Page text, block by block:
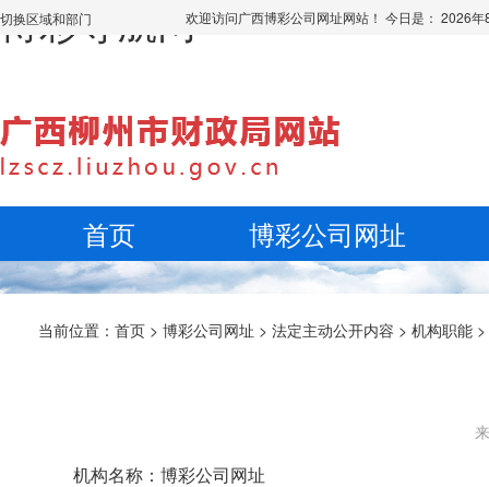
博彩导航网
切换区域和部门 欢迎访问广西博彩公司网址网站！ 今日是： 2026
首页 博彩公司网址
当前位置： 首页 > 博彩公司网址 > 法定主动公开内容 > 机构职能 >
机构名称：博彩公司网址